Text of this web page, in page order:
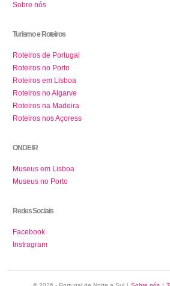
Sobre nós
Turismo e Roteiros
Roteiros de Portugal
Roteiros no Porto
Roteiros em Lisboa
Roteiros no Algarve
Roteiros na Madeira
Roteiros nos Açoress
ONDE IR
Museus em Lisboa
Museus no Porto
Redes Sociais
Facebook
Instragram